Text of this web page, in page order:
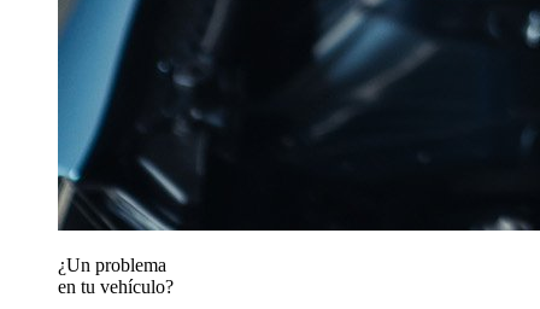
¿Un problema
en tu vehículo?